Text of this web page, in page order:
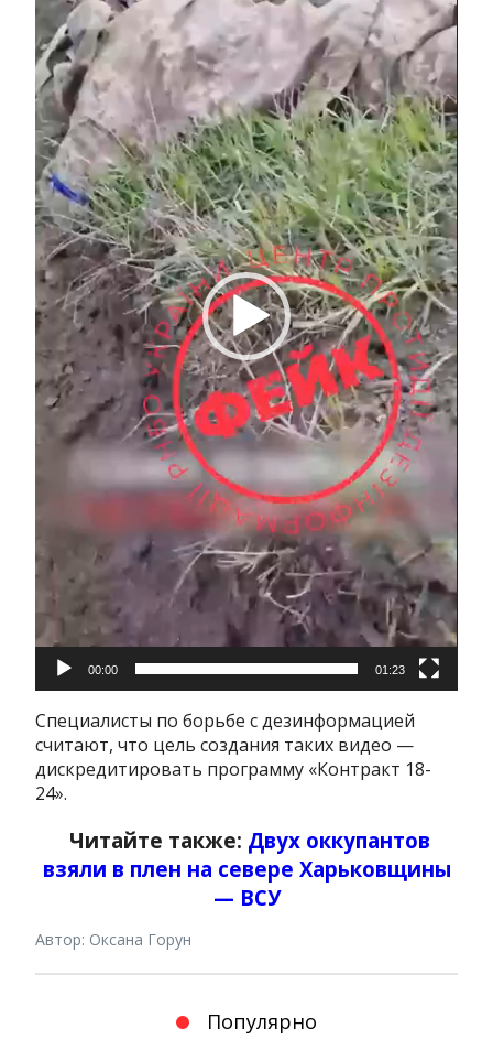
00:00 01:23
Специалисты по борьбе с дезинформацией
считают, что цель создания таких видео —
дискредитировать программу «Контракт 18-
24».
Читайте также: Двух оккупантов
взяли в плен на севере Харьковщины
— ВСУ
Автор: Оксана Горун
Популярно